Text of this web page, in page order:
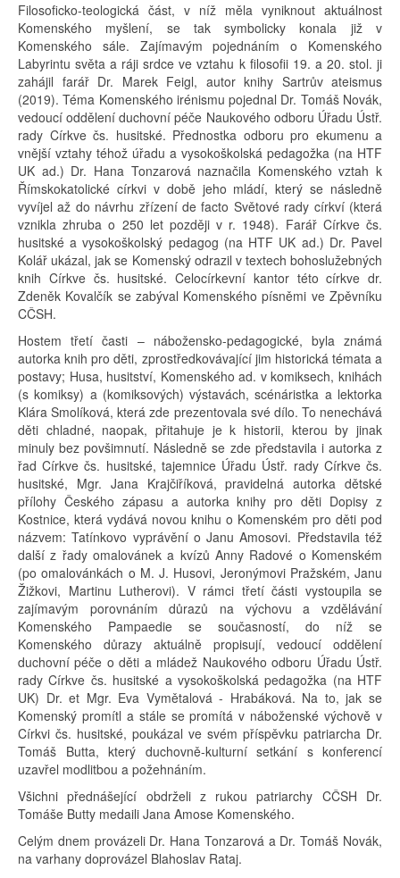
Filosoficko-teologická část, v níž měla vyniknout aktuálnost
Komenského myšlení, se tak symbolicky konala již v
Komenského sále. Zajímavým pojednáním o Komenského
Labyrintu světa a ráji srdce ve vztahu k filosofii 19. a 20. stol. ji
zahájil farář Dr. Marek Feigl, autor knihy Sartrův ateismus
(2019). Téma Komenského irénismu pojednal Dr. Tomáš Novák,
vedoucí oddělení duchovní péče Naukového odboru Úřadu Ústř.
rady Církve čs. husitské. Přednostka odboru pro ekumenu a
vnější vztahy téhož úřadu a vysokoškolská pedagožka (na HTF
UK ad.) Dr. Hana Tonzarová naznačila Komenského vztah k
Římskokatolické církvi v době jeho mládí, který se následně
vyvíjel až do návrhu zřízení de facto Světové rady církví (která
vznikla zhruba o 250 let později v r. 1948). Farář Církve čs.
husitské a vysokoškolský pedagog (na HTF UK ad.) Dr. Pavel
Kolář ukázal, jak se Komenský odrazil v textech bohoslužebných
knih Církve čs. husitské. Celocírkevní kantor této církve dr.
Zdeněk Kovalčík se zabýval Komenského písněmi ve Zpěvníku
CČSH.
Hostem třetí časti – nábožensko-pedagogické, byla známá
autorka knih pro děti, zprostředkovávající jim historická témata a
postavy; Husa, husitství, Komenského ad. v komiksech, knihách
(s komiksy) a (komiksových) výstavách, scénáristka a lektorka
Klára Smolíková, která zde prezentovala své dílo. To nenechává
děti chladné, naopak, přitahuje je k historii, kterou by jinak
minuly bez povšimnutí. Následně se zde představila i autorka z
řad Církve čs. husitské, tajemnice Úřadu Ústř. rady Církve čs.
husitské, Mgr. Jana Krajčiříková, pravidelná autorka dětské
přílohy Českého zápasu a autorka knihy pro děti Dopisy z
Kostnice, která vydává novou knihu o Komenském pro děti pod
názvem: Tatínkovo vyprávění o Janu Amosovi. Představila též
další z řady omalovánek a kvízů Anny Radové o Komenském
(po omalovánkách o M. J. Husovi, Jeronýmovi Pražském, Janu
Žižkovi, Martinu Lutherovi). V rámci třetí části vystoupila se
zajímavým porovnáním důrazů na výchovu a vzdělávání
Komenského Pampaedie se současností, do níž se
Komenského důrazy aktuálně propisují, vedoucí oddělení
duchovní péče o děti a mládež Naukového odboru Úřadu Ústř.
rady Církve čs. husitské a vysokoškolská pedagožka (na HTF
UK) Dr. et Mgr. Eva Vymětalová - Hrabáková. Na to, jak se
Komenský promítl a stále se promítá v náboženské výchově v
Církvi čs. husitské, poukázal ve svém příspěvku patriarcha Dr.
Tomáš Butta, který duchovně-kulturní setkání s konferencí
uzavřel modlitbou a požehnáním.
Všichni přednášející obdrželi z rukou patriarchy CČSH Dr.
Tomáše Butty medaili Jana Amose Komenského.
Celým dnem provázeli Dr. Hana Tonzarová a Dr. Tomáš Novák,
na varhany doprovázel Blahoslav Rataj.